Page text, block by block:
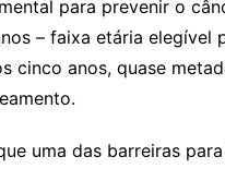
para prevenir o
– faixa etária elegível
cinco anos, quase
uma das barreiras